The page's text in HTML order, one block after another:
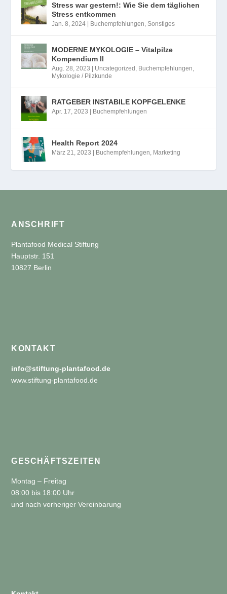
Stress war gestern!: Wie Sie dem täglichen
Stress entkommen
Jan. 8, 2024 | Buchempfehlungen,Sonstiges
MODERNE MYKOLOGIE – Vitalpilze
Kompendium II
Aug. 28, 2023 | Uncategorized, Buchempfehlungen,
Mykologie / Pilzkunde
RATGEBER INSTABILE KOPFGELENKE
Apr. 17, 2023 | Buchempfehlungen
Health Report 2024
März 21, 2023 | Buchempfehlungen, Marketing
ANSCHRIFT
Plantafood Medical Stiftung
Hauptstr. 151
10827 Berlin
KONTAKT
info@stiftung-plantafood.de
www.stiftung-plantafood.de
GESCHÄFTSZEITEN
Montag – Freitag
08:00 bis 18:00 Uhr
und nach vorheriger Vereinbarung